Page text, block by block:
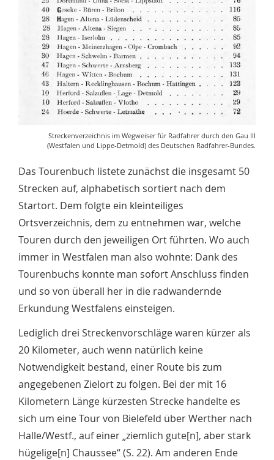
Streckenverzeichnis im Wegweiser für Radfahrer durch den Gau III
(Westfalen und Lippe-Detmold) des Deutschen Radfahrer-Bundes.
Das Tourenbuch listete zunächst die insgesamt 50
Strecken auf, alphabetisch sortiert nach dem
Startort. Dem folgte ein kleinteiliges
Ortsverzeichnis, dem zu entnehmen war, welche
Touren durch den jeweiligen Ort führten. Wo auch
immer in Westfalen man also wohnte: Dank des
Tourenbuchs konnte man sofort Anschluss finden
und so von überall her in die radwandernde
Erkundung Westfalens einsteigen.
Lediglich drei Streckenvorschläge waren kürzer als
20 Kilometer, auch wenn natürlich keine
Notwendigkeit bestand, einer Route bis zum
angegebenen Zielort zu folgen. Bei der mit 16
Kilometern Länge kürzesten Strecke handelte es
sich um eine Tour von Bielefeld über Werther nach
Halle/Westf., auf einer „ziemlich gute[n], aber stark
hügelige[n] Chaussee“ (S. 22). Am anderen Ende